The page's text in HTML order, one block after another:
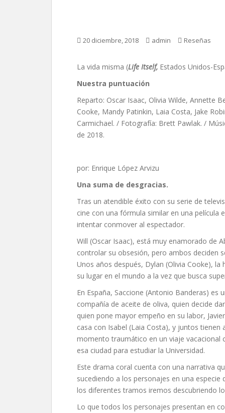
20 diciembre, 2018 admin Reseñas
La vida misma (Life Itself, Estados Unidos-
Nuestra puntuación
Reparto: Oscar Isaac, Olivia Wilde, Annette
Cooke, Mandy Patinkin, Laia Costa, Jake
Carmichael. / Fotografía: Brett Pawlak. /
de 2018.
por: Enrique López Arvizu
Una suma de desgracias.
Tras un atendible éxito con su serie de
cine con una fórmula similar en una película
intentar conmover al espectador.
Will (Oscar Isaac), está muy enamorado de
controlar su obsesión, pero ambos deciden
Unos años después, Dylan (Olivia Cooke),
su lugar en el mundo a la vez que busca
En España, Saccione (Antonio Banderas)
compañía de aceite de oliva, quien decide
quien pone mayor empeño en su labor,
casa con Isabel (Laia Costa), y juntos
momento traumático en un viaje vacacional
esa ciudad para estudiar la Universidad.
Este drama coral cuenta con una narrativa
sucediendo a los personajes en una
los diferentes tramos iremos descubriendo
Lo que todos los personajes presentan en